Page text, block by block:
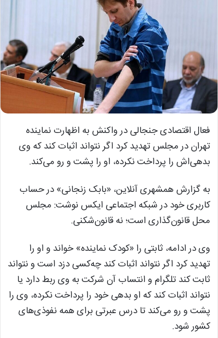
فعال اقتصادی جنجالی در واکنش به اظهارت نماینده
تهران در مجلس تهدید کرد اگر نتواند اثبات کند که وی
بدهی‌اش را پرداخت نکرده‌، او را پشت و رو می‌کند.
به گزارش همشهری آنلاین، «بابک زنجانی» در حساب
کاربری خود در شبکه اجتماعی ایکس نوشت: ‏مجلس
محل قانون‌گذاری است؛ نه قانون‌شکنی.
وی در ادامه، ثابتی را «‏کودک نماینده» خواند و او را
تهدید کرد اگر نتواند اثبات کند چه‌کسی دزد است و نتواند
ثابت کند تلگرام و انتساب آن شرکت به وی ربط دارد یا
نتواند اثبات کند که او بدهی خود را پرداخت نکرده‌، وی را
پشت و رو می‌کند تا درس عبرتی برای همه نفوذی‌های
کشور شود.